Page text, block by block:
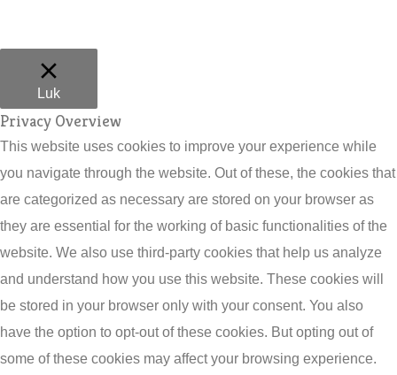
Luk
Privacy Overview
This website uses cookies to improve your experience while
you navigate through the website. Out of these, the cookies that
are categorized as necessary are stored on your browser as
they are essential for the working of basic functionalities of the
website. We also use third-party cookies that help us analyze
and understand how you use this website. These cookies will
be stored in your browser only with your consent. You also
have the option to opt-out of these cookies. But opting out of
some of these cookies may affect your browsing experience.